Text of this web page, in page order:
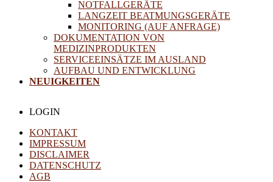
NOTFALLGERÄTE
LANGZEIT BEATMUNGSGERÄTE
MONITORING (AUF ANFRAGE)
DOKUMENTATION VON
MEDIZINPRODUKTEN
SERVICEEINSÄTZE IM AUSLAND
AUFBAU UND ENTWICKLUNG
NEUIGKEITEN
LOGIN
KONTAKT
IMPRESSUM
DISCLAIMER
DATENSCHUTZ
AGB